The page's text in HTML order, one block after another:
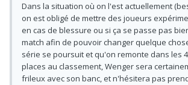
Dans la situation où on l'est actuellement
on est obligé de mettre des joueurs
en cas de blessure ou si ça se passe pas
match afin de pouvoir changer quelque
série se poursuit et qu'on remonte dans les
places au classement, Wenger sera
frileux avec son banc, et n'hésitera pas